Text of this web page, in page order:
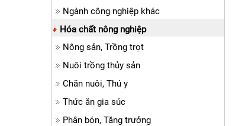
Ngành công nghiệp khác
Hóa chất nông nghiệp
Nông sản, Trồng trọt
Nuôi trồng thủy sản
Chăn nuôi, Thú y
Thức ăn gia súc
Phân bón, Tăng trưởng